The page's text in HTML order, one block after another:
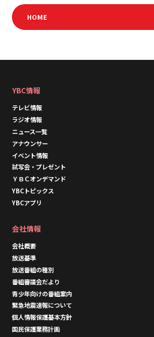
HOME
YBC情報
テレビ情報
ラジオ情報
ニュース一覧
アナウンサー
イベント情報
試写会・プレゼント
ＹＢＣオンデマンド
YBCトピックス
YBCアプリ
会社情報
会社概要
放送基準
放送番組の種別
番組審議会だより
青少年向けの番組案内
緊急地震速報について
個人情報保護基本方針
国民保護業務計画